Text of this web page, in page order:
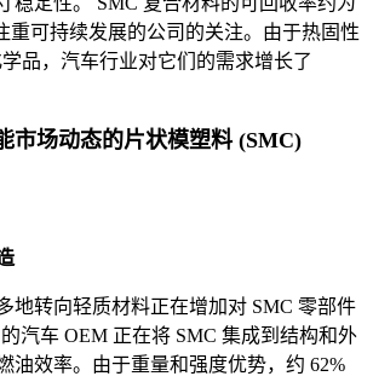
重可持续发展的公司的关注。由于热固性
品，汽车行业对它们的需求增长了
市场动态的片状模塑料 (SMC)
地转向轻质材料正在增加对 SMC 零部件
汽车 OEM 正在将 SMC 集成到结构和外
油效率。由于重量和强度优势，约 62%